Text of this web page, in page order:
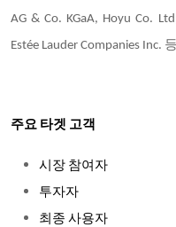
AG & Co. KGaA, Hoyu Co.
Estée Lauder Companies Inc.
주요 타겟 고객
시장 참여자
투자자
최종 사용자